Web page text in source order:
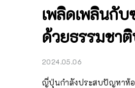
เพลิดเพลินกับ
ด้วยธรรมชา
2024.05.06
ญี่ปุ่นกำลังประสบปัญหาห้อ